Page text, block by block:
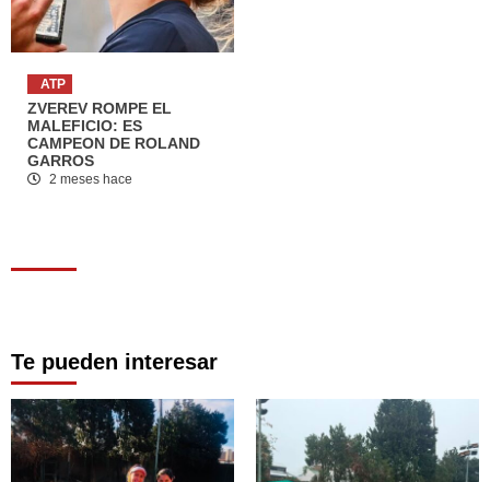
ATP
ZVEREV ROMPE EL
MALEFICIO: ES
CAMPEON DE ROLAND
GARROS
2 meses hace
Te pueden interesar